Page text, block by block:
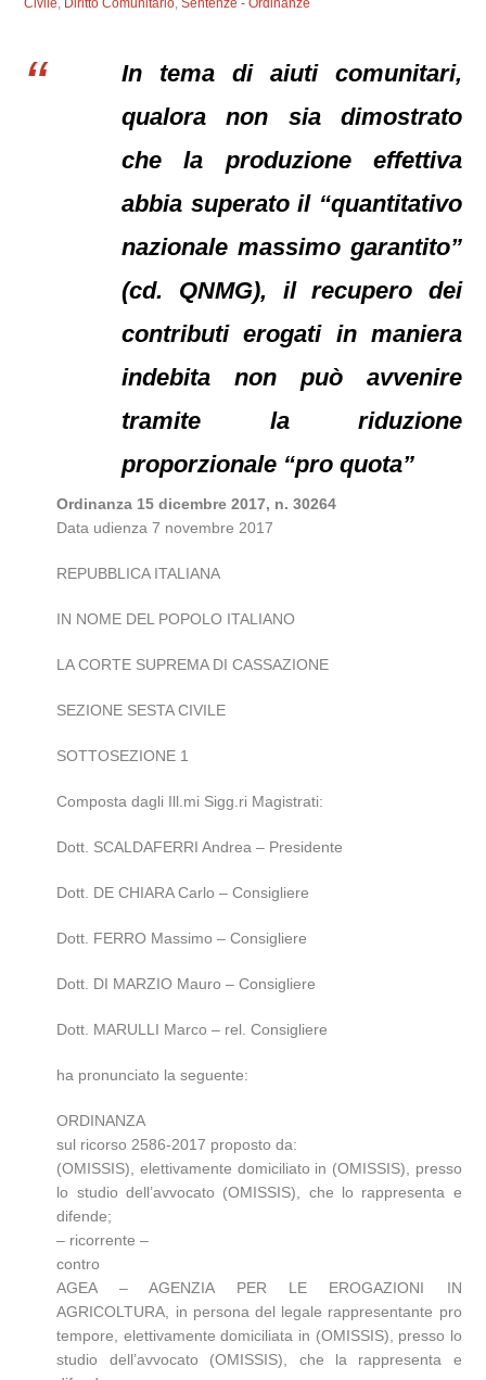
Civile, Diritto Comunitario,Sentenze - Ordinanze
In tema di aiuti comunitari,
qualora non sia dimostrato
che la produzione effettiva
abbia superato il “quantitativo
nazionale massimo garantito”
(cd. QNMG), il recupero dei
contributi erogati in maniera
indebita non può avvenire
tramite la riduzione
proporzionale “pro quota”
Ordinanza 15 dicembre 2017, n. 30264
Data udienza 7 novembre 2017
REPUBBLICA ITALIANA
IN NOME DEL POPOLO ITALIANO
LA CORTE SUPREMA DI CASSAZIONE
SEZIONE SESTA CIVILE
SOTTOSEZIONE 1
Composta dagli Ill.mi Sigg.ri Magistrati:
Dott. SCALDAFERRI Andrea – Presidente
Dott. DE CHIARA Carlo – Consigliere
Dott. FERRO Massimo – Consigliere
Dott. DI MARZIO Mauro – Consigliere
Dott. MARULLI Marco – rel. Consigliere
ha pronunciato la seguente:
ORDINANZA
sul ricorso 2586-2017 proposto da:
(OMISSIS), elettivamente domiciliato in (OMISSIS), presso
lo studio dell’avvocato (OMISSIS), che lo rappresenta e
difende;
– ricorrente –
contro
AGEA – AGENZIA PER LE EROGAZIONI IN
AGRICOLTURA, in persona del legale rappresentante pro
tempore, elettivamente domiciliata in (OMISSIS), presso lo
studio dell’avvocato (OMISSIS), che la rappresenta e